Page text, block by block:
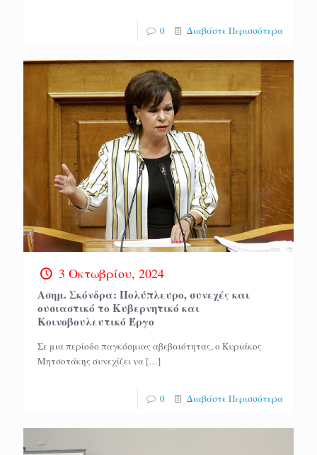
0 Διαβάστε Περισσότερα
3 Οκτωβρίου, 2024
Ασημ. Σκόνδρα: Πολύπλευρο, συνεχές και
ουσιαστικό το Κυβερνητικό και
Κοινοβουλευτικό Έργο
Σε μια περίοδο παγκόσμιας αβεβαιότητας, ο Κυριάκος
Μητσοτάκης συνεχίζει να […]
0 Διαβάστε Περισσότερα